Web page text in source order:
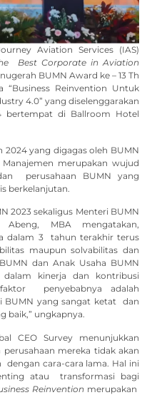
Aviation Services (IAS)
Best Corporate in Aviation
BUMN Award ke – 13 Th
Reinvention Untuk
4.0” yang diselenggarakan
bertempat di Ballroom Hotel
2024 yang digagas oleh BUMN
merupakan wujud
perusahaan BUMN yang
berkelanjutan.
2023 sekaligus Menteri BUMN
MBA mengatakan,
dalam 3 tahun terakhir terus
maupun solvabilitas dan
dan Anak Usaha BUMN
kinerja dan kontribusi
penyebabnya adalah
BUMN yang sangat ketat dan
baik,” ungkapnya.
CEO Survey menunjukkan
mereka tidak akan
cara-cara lama. Hal ini
atau transformasi bagi
Reinvention merupakan